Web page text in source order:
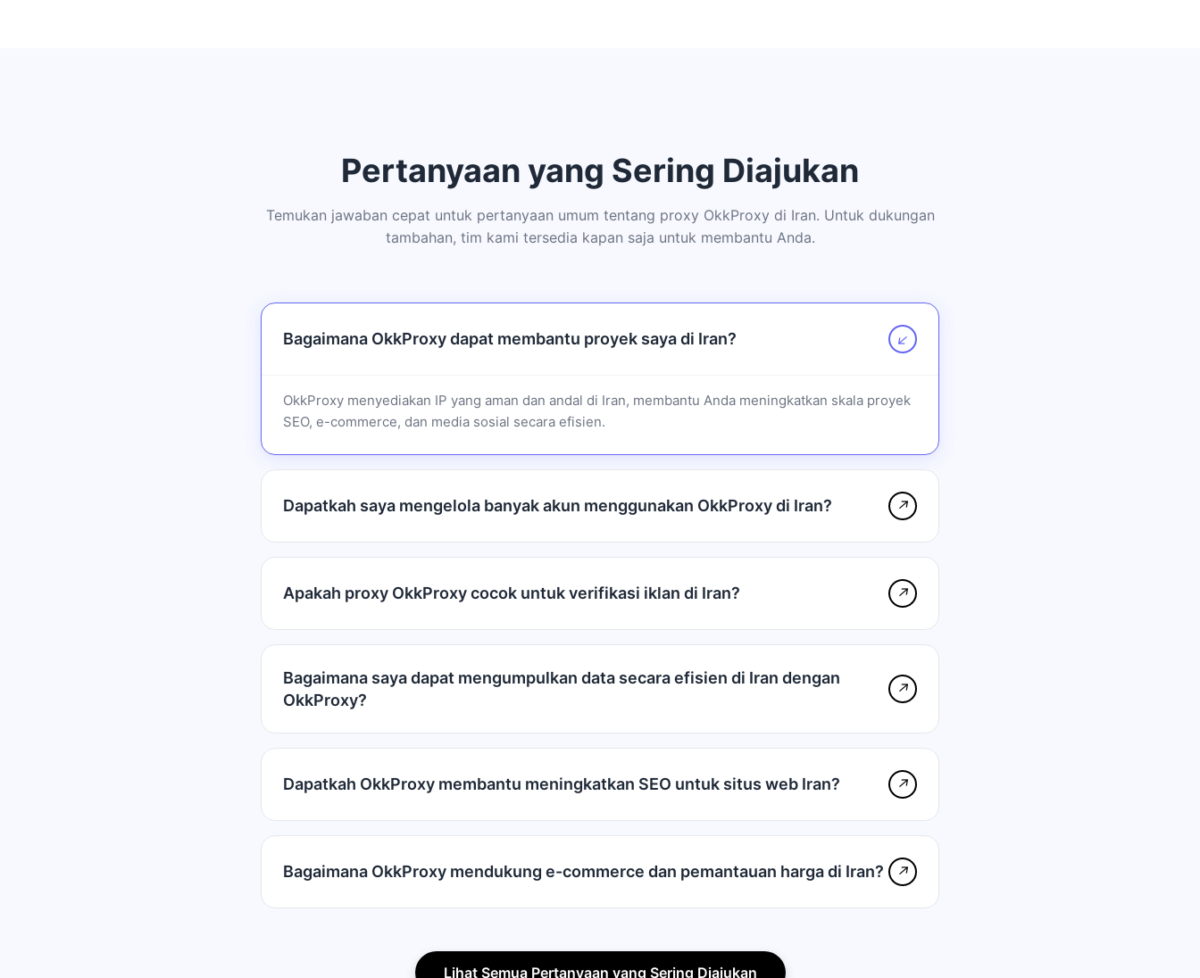
Pertanyaan yang Sering Diajukan
Temukan jawaban cepat untuk pertanyaan umum tentang proxy OkkProxy di Iran. Untuk dukungan
tambahan, tim kami tersedia kapan saja untuk membantu Anda.
Bagaimana OkkProxy dapat membantu proyek saya di Iran? ↗
OkkProxy menyediakan IP yang aman dan andal di Iran, membantu Anda meningkatkan skala proyek
SEO, e-commerce, dan media sosial secara efisien.
Dapatkah saya mengelola banyak akun menggunakan OkkProxy di Iran? ↗
Apakah proxy OkkProxy cocok untuk verifikasi iklan di Iran? ↗
Bagaimana saya dapat mengumpulkan data secara efisien di Iran dengan
OkkProxy?
↗
Dapatkah OkkProxy membantu meningkatkan SEO untuk situs web Iran? ↗
Bagaimana OkkProxy mendukung e-commerce dan pemantauan harga di Iran? ↗
Lihat Semua Pertanyaan yang Sering Diajukan